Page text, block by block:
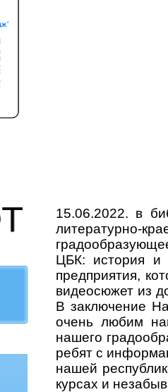
15.06.2022. в
литературно-
ЦБК: история и
предприятия,
видеосюжет из
В заключение
очень любим
нашего
ребят с
нашей
курсах и